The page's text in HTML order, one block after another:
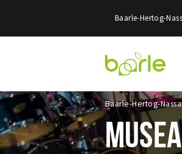
Baarle-Hertog-
Visit
Baarle
Baarle-Hertog-